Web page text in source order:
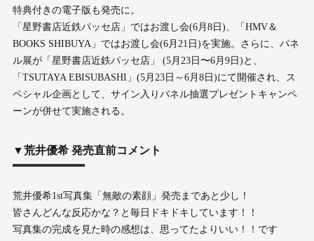
特典付きの電子版も発売に。
「星野書店近鉄パッセ店」ではお渡し会(6月8日)、「HMV＆
BOOKS SHIBUYA」ではお渡し会(6月21日)を実施。さらに、パネ
ル展が「星野書店近鉄パッセ店」 (5月23日〜6月9日)と、
「TSUTAYA EBISUBASHI」(5月23日～6月8日)にて開催され、ス
ペシャル企画として、サイン入りパネル抽選プレゼントキャンペ
ーンが併せて実施される。
▼荒井優希 発売直前コメント
荒井優希1st写真集「無敵の素顔」発売まであと少し！
皆さんどんな反応かな？と毎日ドキドキしています！！
写真集の完成を見た時の感想は、思ってたよりいい！！です